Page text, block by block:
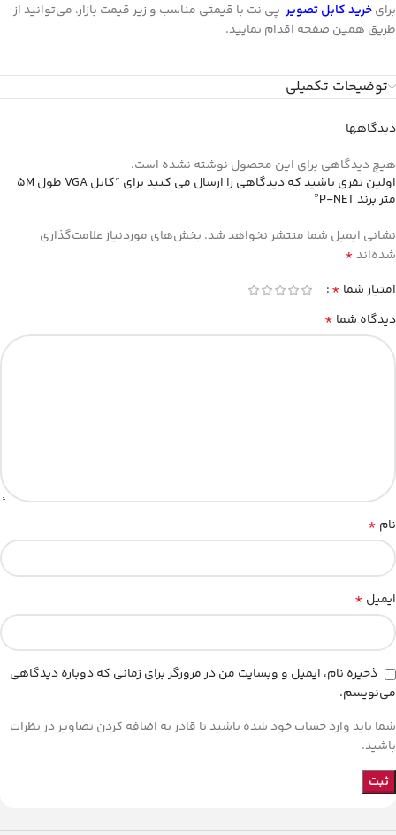
برایخرید کابل تصویر پی نت با قیمتی مناسب و زیر قیمت بازار، می‌توانید از
طریق همین صفحه اقدام نمایید.
توضیحات تکمیلی
دیدگاهها
هیچ دیدگاهی برای این محصول نوشته نشده است.
اولین نفری باشید که دیدگاهی را ارسال می کنید برای “کابل VGA طول 5M
متر برند P-NET”
نشانی ایمیل شما منتشر نخواهد شد. بخش‌های موردنیاز علامت‌گذاری
شده‌اند*
امتیاز شما *
دیدگاه شما *
نام *
ایمیل *
ذخیره نام، ایمیل و وبسایت من در مرورگر برای زمانی که دوباره دیدگاهی
می‌نویسم.
شما باید وارد حساب خود شده باشید تا قادر به اضافه کردن تصاویر در نظرات
باشید.